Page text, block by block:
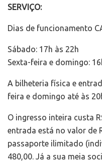
SERVIÇO:
Dias de funcionamento
Sábado: 17h às 22h
Sexta-feira e domingo:
A bilheteria física e
feira e domingo até às
O ingresso inteira custa
entrada está no valor de
passaporte ilimitado
480,00. Já a sua meia